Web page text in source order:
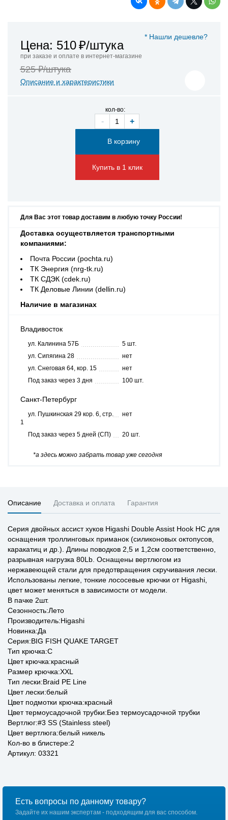
* Нашли дешевле?
Цена: 510₽/штука
при заказе и оплате в интернет-магазине
525 ₽/штука
Описание и характеристики
кол-во:
- +
Купить в 1 клик
Для Вас этот товар доставим в любую точку России!
Доставка осуществляется транспортными
компаниями:
Почта России (pochta.ru)
ТК Энергия (nrg-tk.ru)
ТК СДЭК (cdek.ru)
ТК Деловые Линии (dellin.ru)
Наличие в магазинах
Владивосток
ул. Калинина 57Б
5 шт.
ул. Сипягина 28
нет
ул. Снеговая 64, кор. 15
нет
Под заказ через 3 дня
100 шт.
Санкт-Петербург
ул. Пушкинская 29 кор. 6, стр.
1
нет
Под заказ через 5 дней (СП) 20 шт.
*а здесь можно забрать товар уже сегодня
Описание Доставка и оплата Гарантия
Серия двойных ассист хуков Higashi Double Assist Hook HC для
оснащения троллинговых приманок (силиконовых октопусов,
каракатиц и др.). Длины поводков 2,5 и 1,2см соответственно,
разрывная нагрузка 80Lb. Оснащены вертлюгом из
нержавеющей стали для предотвращения скручивания лески.
Использованы легкие, тонкие лососевые крючки от Higashi,
цвет может меняться в зависимости от модели.
В пачке 2шт.
Сезонность:Лето
Производитель:Higashi
Новинка:Да
Серия:BIG FISH QUAKE TARGET
Тип крючка:C
Цвет крючка:красный
Размер крючка:XXL
Тип лески:Braid PE Line
Цвет лески:белый
Цвет подмотки крючка:красный
Цвет термоусадочной трубки:Без термоусадочной трубки
Вертлюг:#3 SS (Stainless steel)
Цвет вертлюга:белый никель
Кол-во в блистере:2
Артикул: 03321
Есть вопросы по данному товару?
Задайте их нашим экспертам - подходящим для вас способом.